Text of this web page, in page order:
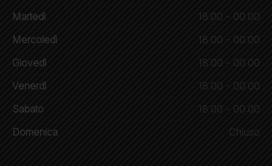
Martedì
18:00 - 00:00
Mercoledì
18:00 - 00:00
Giovedì
18:00 - 00:00
Venerdì
18:00 - 00:00
Sabato
18:00 - 00:00
Domenica
Chiuso